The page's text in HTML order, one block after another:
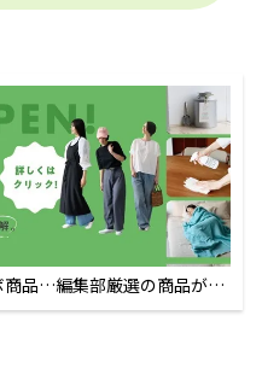
商品…編集部厳選の商品が買